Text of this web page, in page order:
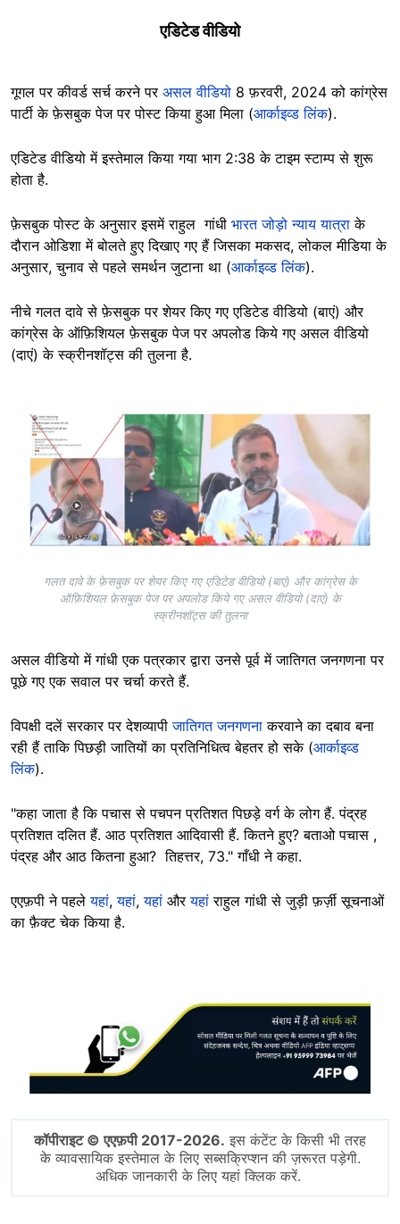
एडिटेड वीडियो
गूगल पर कीवर्ड सर्च करने पर असल वीडियो 8 फ़रवरी, 2024 को कांग्रेस
पार्टी के फ़ेसबुक पेज पर पोस्ट किया हुआ मिला (आर्काइव्ड लिंक).
एडिटेड वीडियो में इस्तेमाल किया गया भाग 2:38 के टाइम स्टाम्प से शुरू
होता है.
फ़ेसबुक पोस्ट के अनुसार इसमें राहुल गांधी भारत जोड़ो न्याय यात्रा के
दौरान ओडिशा में बोलते हुए दिखाए गए हैं जिसका मकसद, लोकल मीडिया के
अनुसार, चुनाव से पहले समर्थन जुटाना था (आर्काइव्ड लिंक).
नीचे गलत दावे से फ़ेसबुक पर शेयर किए गए एडिटेड वीडियो (बाएं) और
कांग्रेस के ऑफ़िशियल फ़ेसबुक पेज पर अपलोड किये गए असल वीडियो
(दाएं) के स्क्रीनशॉट्स की तुलना है.
Image
गलत दावे के फ़ेसबुक पर शेयर किए गए एडिटेड वीडियो (बाएं) और कांग्रेस के
ऑफ़िशियल फ़ेसबुक पेज पर अपलोड किये गए असल वीडियो (दाएं) के
स्क्रीनशॉट्स की तुलना
असल वीडियो में गांधी एक पत्रकार द्वारा उनसे पूर्व में जातिगत जनगणना पर
पूछे गए एक सवाल पर चर्चा करते हैं.
विपक्षी दलें सरकार पर देशव्यापीजातिगत जनगणना करवाने का दबाव बना
रही हैं ताकि पिछड़ी जातियों का प्रतिनिधित्व बेहतर हो सके (आर्काइव्ड
लिंक).
"कहा जाता है कि पचास से पचपन प्रतिशत पिछड़े वर्ग के लोग हैं. पंद्रह
प्रतिशत दलित हैं. आठ प्रतिशत आदिवासी हैं. कितने हुए? बताओ पचास ,
पंद्रह और आठ कितना हुआ? तिहत्तर, 73." गाँधी ने कहा.
एएफ़पी ने पहलेयहां,यहां,यहां औरयहांराहुल गांधी से जुड़ी फ़र्ज़ी सूचनाओं
का फ़ैक्ट चेक किया है.
कॉपीराइट © एएफ़पी 2017-2026. इस कंटेंट के किसी भी तरह
के व्यावसायिक इस्तेमाल के लिए सब्सक्रिप्शन की ज़रूरत पड़ेगी.
अधिक जानकारी के लिए यहां क्लिक करें.